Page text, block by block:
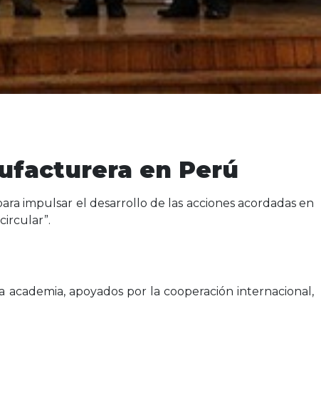
en Perú
impulsar el desarrollo de las acciones acordadas en
academia, apoyados por la cooperación internacional,